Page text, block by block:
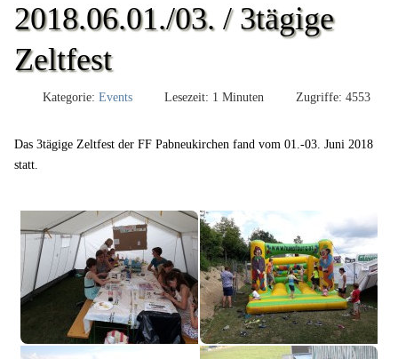
2018.06.01./03. / 3tägige
Zeltfest
Kategorie:Events Lesezeit: 1 Minuten Zugriffe: 4553
Das 3tägige Zeltfest der FF Pabneukirchen fand vom 01.-03. Juni 2018
statt.